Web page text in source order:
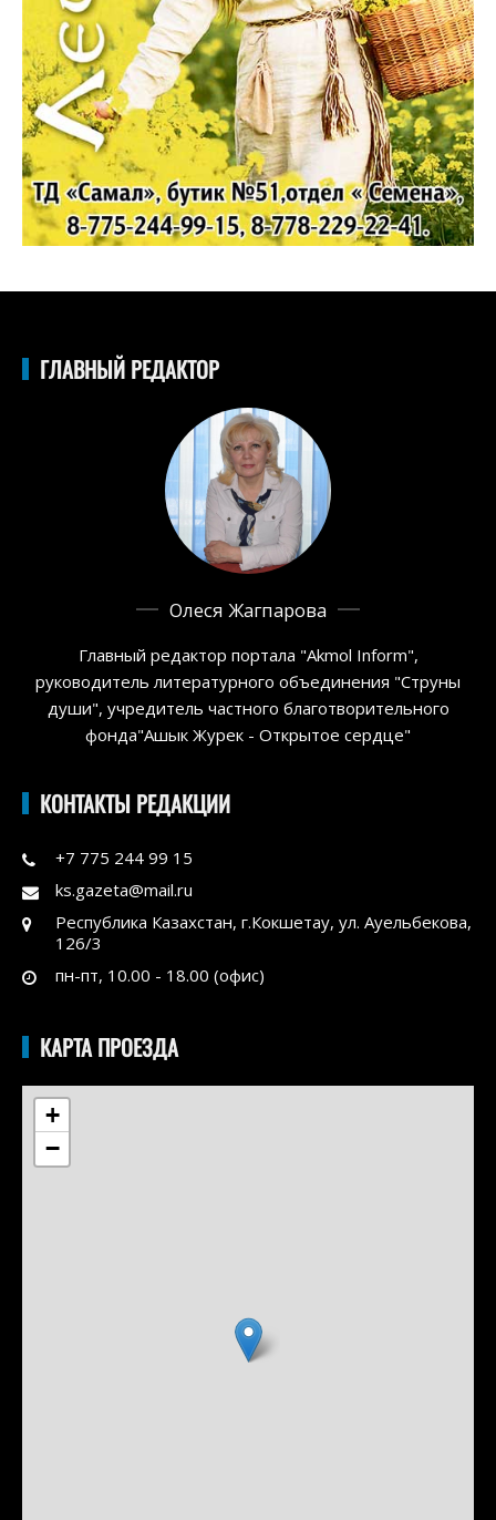
ГЛАВНЫЙ РЕДАКТОР
Олеся Жагпарова
Главный редактор портала "Akmol Inform",
руководитель литературного объединения "Струны
души", учредитель частного благотворительного
фонда"Ашык Журек - Открытое сердце"
КОНТАКТЫ РЕДАКЦИИ
+7 775 244 99 15
ks.gazeta@mail.ru
Республика Казахстан, г.Кокшетау, ул. Ауельбекова,
126/3
пн-пт, 10.00 - 18.00 (офис)
КАРТА ПРОЕЗДА
+
−